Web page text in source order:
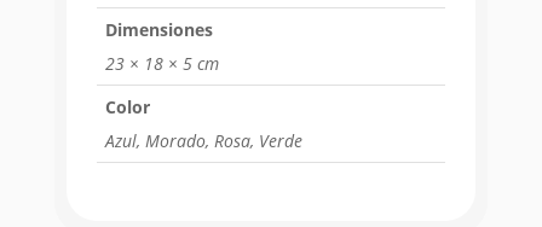
Dimensiones
23 × 18 × 5 cm
Color
Azul, Morado, Rosa, Verde